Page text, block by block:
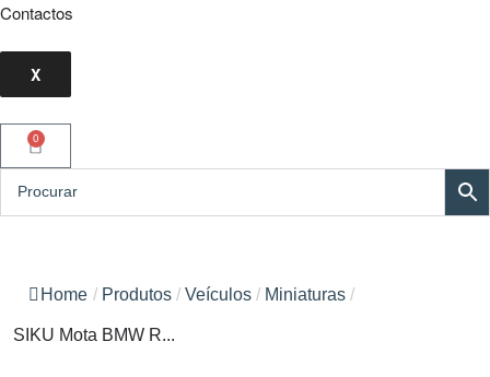
Contactos
X
0
Home / Produtos / Veículos / Miniaturas /
SIKU Mota BMW R...